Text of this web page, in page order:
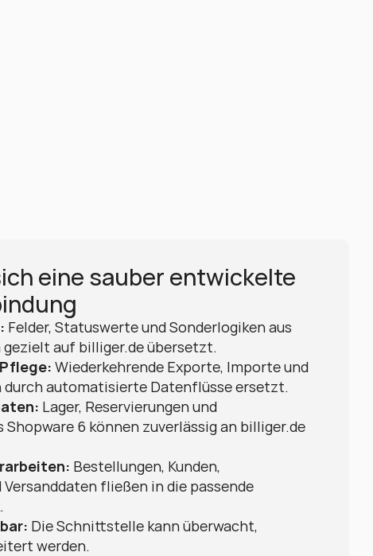
eine sauber entwickelte
Felder, Statuswerte und Sonderlogiken aus
gezielt auf billiger.de übersetzt.
Wiederkehrende Exporte, Importe und
durch automatisierte Datenflüsse ersetzt.
Lager, Reservierungen und
Shopware 6 können zuverlässig an billiger.de
Bestellungen, Kunden,
fließen in die passende
Die Schnittstelle kann überwacht,
werden.